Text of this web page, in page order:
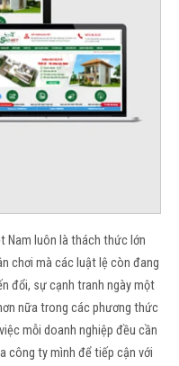
Nam luôn là thách thức lớn
chơi mà các luật lệ còn đang
đổi, sự cạnh tranh ngày một
nữa trong các phương thức
mỗi doanh nghiệp đều cần
công ty mình để tiếp cận với